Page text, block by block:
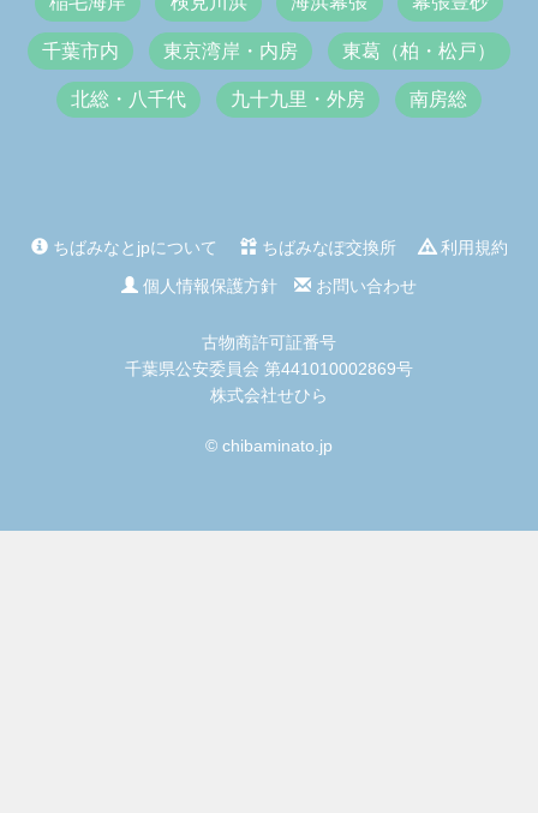
千葉市内 東京湾岸・内房 東葛（柏・松戸）
北総・八千代 九十九里・外房 南房総
ちばみなとjpについて ちばみなぽ交換所
利用規約
個人情報保護方針
お問い合わせ
古物商許可証番号
千葉県公安委員会 第441010002869号
株式会社せひら
© chibaminato.jp